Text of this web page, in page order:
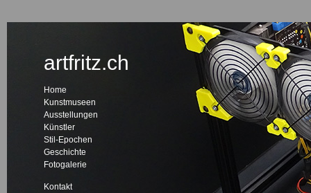
artfritz.ch
Home
Kunstmuseen
Ausstellungen
Künstler
Stil-Epochen
Geschichte
Fotogalerie
Kontakt